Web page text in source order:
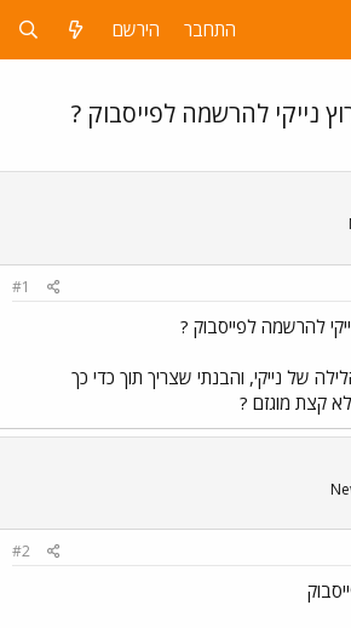
התחבר הירשם
נייקי להרשמה לפייסבוק ?
#1
להרשמה לפייסבוק ?
של נייקי, והבנתי שצריך תוך כדי כך
קצת מוגזם ?
#2